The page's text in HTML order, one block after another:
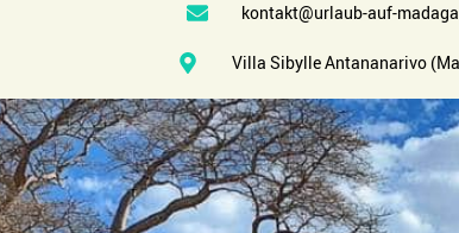
kontakt@urlaub-auf-
Villa Sibylle Antananarivo